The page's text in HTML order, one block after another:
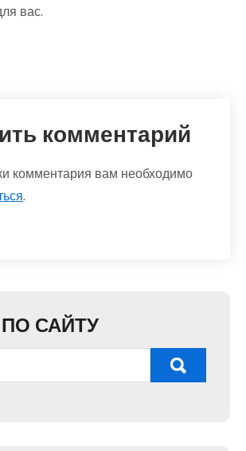
вас.
комментарий
комментария вам необходимо
.
САЙТУ